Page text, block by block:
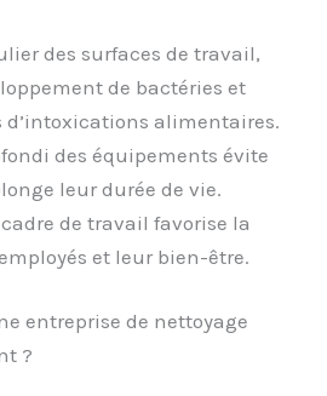
des surfaces de travail,
de bactéries et
d’intoxications alimentaires.
des équipements évite
leur durée de vie.
de travail favorise la
et leur bien-être.
entreprise de nettoyage
?